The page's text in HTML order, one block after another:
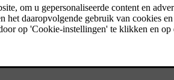
in een